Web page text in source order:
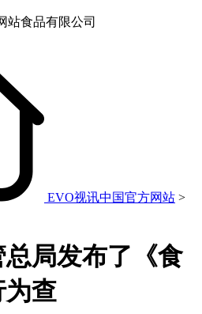
EVO视讯中国官方网站 >
局发布了《食
为查